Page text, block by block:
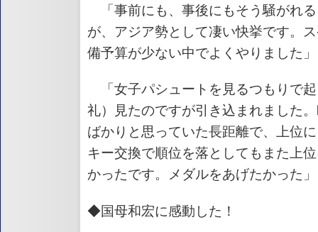
「事前にも、事後にもそう騒がれ
が、アジア勢として凄い快挙です。
備予算が少ない中でよくやりました
「女子パシュートを見るつもりで
礼）見たのですが引き込まれました
ばかりと思っていた長距離で、上位
キー交換で順位を落としてもまた上
かったです。メダルをあげたかった
◆国母和宏に感動した！